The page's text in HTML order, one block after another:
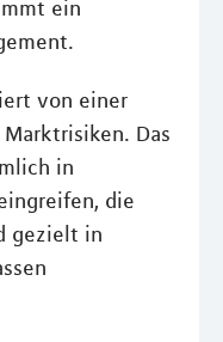
ein
von einer
Das
in
die
gezielt in